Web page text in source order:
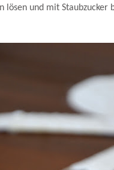
lösen und mit Staubzucker